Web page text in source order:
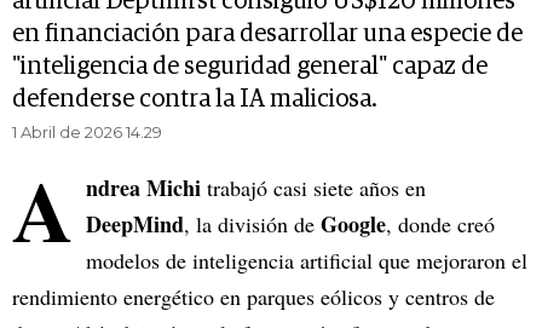
en financiación para desarrollar una especie de
"inteligencia de seguridad general" capaz de
defenderse contra la IA maliciosa.
1 Abril de 2026 14.29
A ndrea Michi trabajó casi siete años en
DeepMind, la división de Google, donde creó
modelos de inteligencia artificial que mejoraron el
rendimiento energético en parques eólicos y centros de